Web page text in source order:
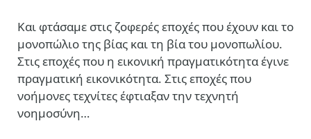
Και φτάσαμε στις ζοφερές εποχές που έχουν και το
μονοπώλιο της βίας και τη βία του μονοπωλίου.
Στις εποχές που η εικονική πραγματικότητα έγινε
πραγματική εικονικότητα. Στις εποχές που
νοήμονες τεχνίτες έφτιαξαν την τεχνητή
νοημοσύνη…